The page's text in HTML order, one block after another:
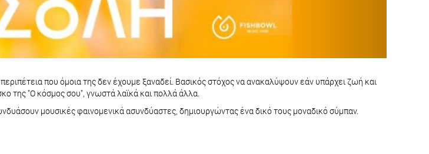
που όμοια της δεν έχουμε ξαναδεί. Βασικός στόχος να ανακαλύψουν εάν υπάρχει ζωή και
της "Ο κόσμος σου", γνωστά λαϊκά και πολλά άλλα.
μουσικές φαινομενικά ασυνδύαστες, δημιουργώντας ένα δικό τους μοναδικό σύμπαν.